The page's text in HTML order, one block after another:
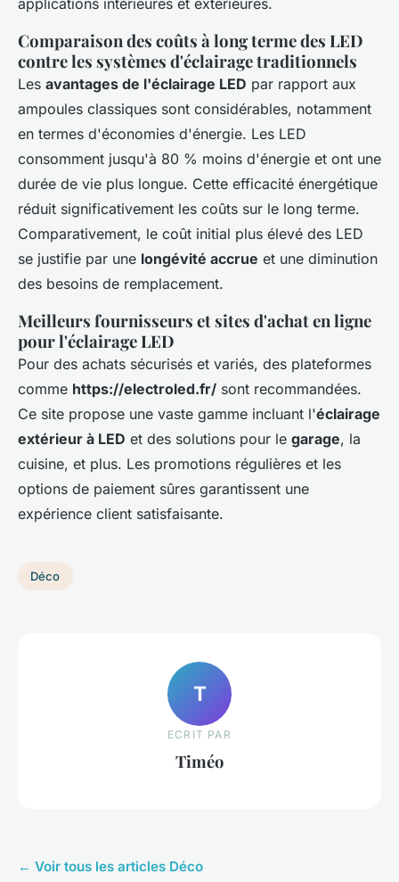
applications intérieures et extérieures.
Comparaison des coûts à long terme des LED
contre les systèmes d'éclairage traditionnels
Les avantages de l'éclairage LED par rapport aux
ampoules classiques sont considérables, notamment
en termes d'économies d'énergie. Les LED
consomment jusqu'à 80 % moins d'énergie et ont une
durée de vie plus longue. Cette efficacité énergétique
réduit significativement les coûts sur le long terme.
Comparativement, le coût initial plus élevé des LED
se justifie par une longévité accrue et une diminution
des besoins de remplacement.
Meilleurs fournisseurs et sites d'achat en ligne
pour l'éclairage LED
Pour des achats sécurisés et variés, des plateformes
comme https://electroled.fr/ sont recommandées.
Ce site propose une vaste gamme incluant l'éclairage
extérieur à LED et des solutions pour le garage, la
cuisine, et plus. Les promotions régulières et les
options de paiement sûres garantissent une
expérience client satisfaisante.
Déco
T
ECRIT PAR
Timéo
← Voir tous les articles Déco